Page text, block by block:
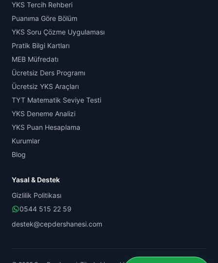
YKS Tercih Rehberi
Puanıma Göre Bölüm
YKS Soru Çözme Uygulaması
Pratik Bilgi Kartları
MEB Müfredatı
Ücretsiz Ders Programı
Ücretsiz YKS Araçları
TYT Matematik Seviye Testi
YKS Deneme Analizi
YKS Puan Hesaplama
Kurumlar
Blog
Yasal & Destek
Gizlilik Politikası
0544 515 22 59
destek@cepdershanesi.com